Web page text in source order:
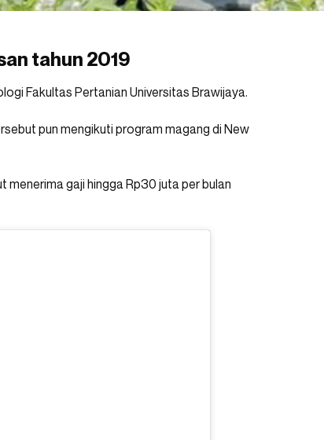
tahun 2019
Fakultas Pertanian Universitas Brawijaya.
pun mengikuti program magang di New
gaji hingga Rp30 juta per bulan